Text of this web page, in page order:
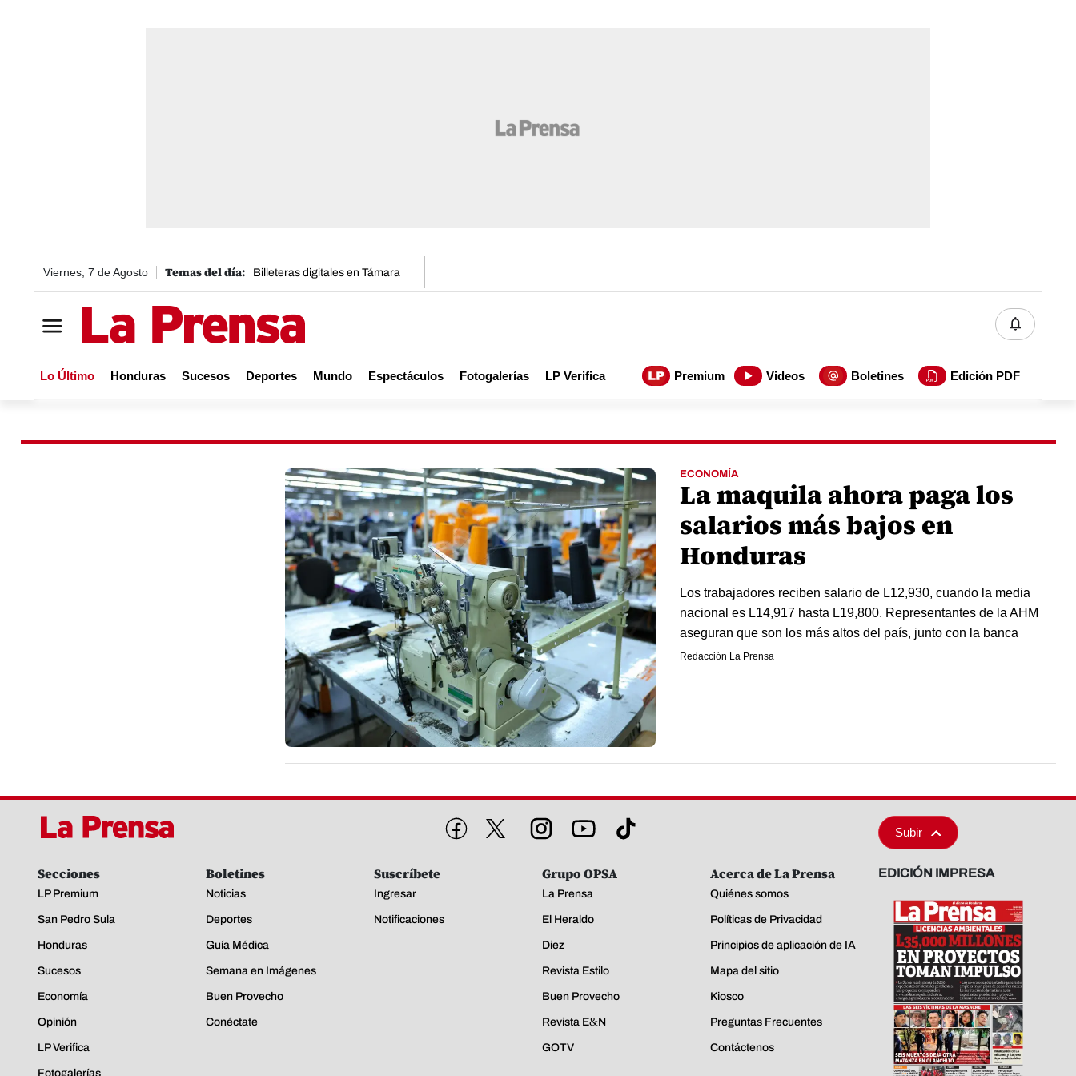
Viernes, 7 de Agosto Billeteras digitales en Támara
Lo Último Honduras Sucesos Deportes Mundo Espectáculos Fotogalerías LP Verifica Premium Videos Boletines Edición PDF
ECONOMÍA
La maquila ahora paga los
salarios más bajos en
Honduras
Los trabajadores reciben salario de L12,930, cuando la media
nacional es L14,917 hasta L19,800. Representantes de la AHM
aseguran que son los más altos del país, junto con la banca
Redacción La Prensa
Subir
Secciones
LP Premium
San Pedro Sula
Honduras
Sucesos
Economía
Opinión
LP Verifica
Fotogalerías
Boletines
Noticias
Deportes
Guía Médica
Semana en Imágenes
Buen Provecho
Conéctate
Suscríbete
Ingresar
Notificaciones
Grupo OPSA
La Prensa
El Heraldo
Diez
Revista Estilo
Buen Provecho
Revista E&N
GOTV
Acerca de La Prensa
Quiénes somos
Políticas de Privacidad
Principios de aplicación de IA
Mapa del sitio
Kiosco
Preguntas Frecuentes
Contáctenos
EDICIÓN IMPRESA